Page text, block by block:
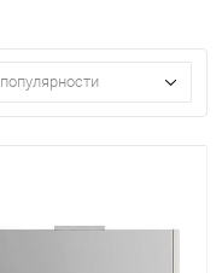
популярности